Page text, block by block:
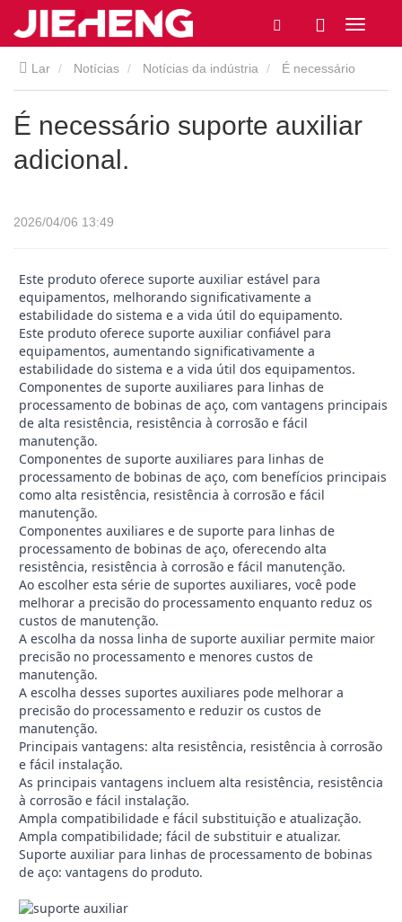
Lar Notícias Notícias da indústria
suporte auxiliar adicional.
É necessário suporte auxiliar
adicional.
2026/04/06 13:49
Este produto oferece suporte auxiliar estável para
equipamentos, melhorando significativamente a
estabilidade do sistema e a vida útil do equipamento.
Este produto oferece suporte auxiliar confiável para
equipamentos, aumentando significativamente a
estabilidade do sistema e a vida útil dos equipamentos.
Componentes de suporte auxiliares para linhas de
processamento de bobinas de aço, com vantagens principais
de alta resistência, resistência à corrosão e fácil
manutenção.
Componentes de suporte auxiliares para linhas de
processamento de bobinas de aço, com benefícios principais
como alta resistência, resistência à corrosão e fácil
manutenção.
Componentes auxiliares e de suporte para linhas de
processamento de bobinas de aço, oferecendo alta
resistência, resistência à corrosão e fácil manutenção.
Ao escolher esta série de suportes auxiliares, você pode
melhorar a precisão do processamento enquanto reduz os
custos de manutenção.
A escolha da nossa linha de suporte auxiliar permite maior
precisão no processamento e menores custos de
manutenção.
A escolha desses suportes auxiliares pode melhorar a
precisão do processamento e reduzir os custos de
manutenção.
Principais vantagens: alta resistência, resistência à corrosão
e fácil instalação.
As principais vantagens incluem alta resistência, resistência
à corrosão e fácil instalação.
Ampla compatibilidade e fácil substituição e atualização.
Ampla compatibilidade; fácil de substituir e atualizar.
Suporte auxiliar para linhas de processamento de bobinas
de aço: vantagens do produto.